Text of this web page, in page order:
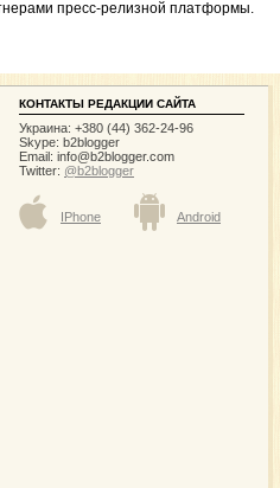
пресс-релизной платформы.
КОНТАКТЫ РЕДАКЦИИ САЙТА
Украина: +380 (44) 362-24-96
Skype: b2blogger
Email: info@b2blogger.com
Twitter: @b2blogger
IPhone Android